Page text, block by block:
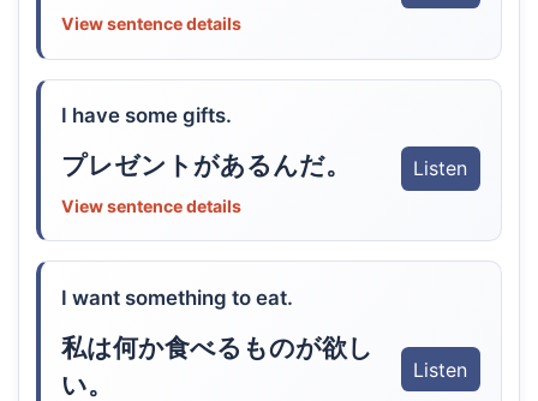
View sentence details
I have some gifts.
プレゼントがあるんだ。 Listen
View sentence details
I want something to eat.
私は何か食べるものが欲し
い。
Listen